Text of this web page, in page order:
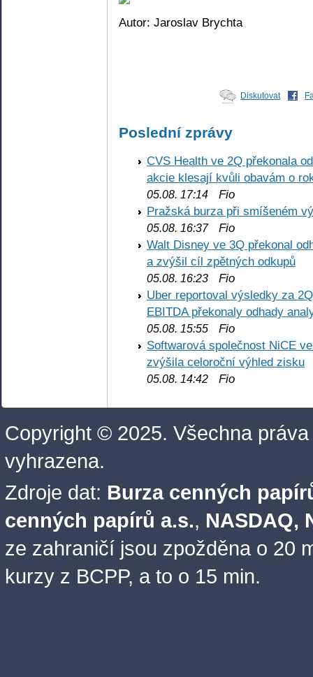
Autor: Jaroslav Brychta
Diskutovat
Poslední zprávy
CVS Health ve 2Q překonala
akcie klesají kvůli obavám o
05.08. 17:14 Fio
Pražská burza při smíšeném
05.08. 16:37Fio
Walt Disney ve 3Q překonal
a zvýšil cíl zpětných odkupů
05.08. 16:23 Fio
Uber reportoval výsledky za
EBITDA překonaly odhady
05.08. 15:55 Fio
Softwarová společnost NiCE
zvýšila celoroční výhled zisku
05.08. 14:42 Fio
Copyright © 2025. Všechna práva
vyhrazena.
Zdroje dat: Burza cenných
cenných papírů a.s., NASDAQ,
ze zahraničí jsou zpožděna o 20
kurzy z BCPP, a to o 15 min.